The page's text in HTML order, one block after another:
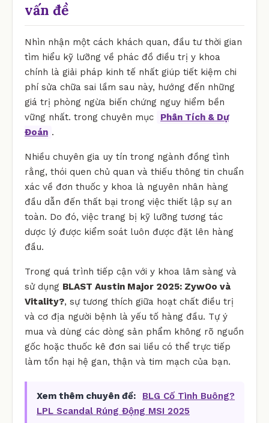
vấn đề
Nhìn nhận một cách khách quan, đầu tư thời gian
tìm hiểu kỹ lưỡng về phác đồ điều trị y khoa
chính là giải pháp kinh tế nhất giúp tiết kiệm chi
phí sửa chữa sai lầm sau này, hướng đến những
giá trị phòng ngừa biến chứng nguy hiểm bền
vững nhất. trong chuyên mục
Phân Tích & Dự
Đoán .
Nhiều chuyên gia uy tín trong ngành đồng tình
rằng, thói quen chủ quan và thiếu thông tin chuẩn
xác về đơn thuốc y khoa là nguyên nhân hàng
đầu dẫn đến thất bại trong việc thiết lập sự an
toàn. Do đó, việc trang bị kỹ lưỡng tương tác
dược lý được kiểm soát luôn được đặt lên hàng
đầu.
Trong quá trình tiếp cận với y khoa lâm sàng và
sử dụng BLAST Austin Major 2025: ZywOo và
Vitality?, sự tương thích giữa hoạt chất điều trị
và cơ địa người bệnh là yếu tố hàng đầu. Tự ý
mua và dùng các dòng sản phẩm không rõ nguồn
gốc hoặc thuốc kê đơn sai liều có thể trực tiếp
làm tổn hại hệ gan, thận và tim mạch của bạn.
Xem thêm chuyên đề:
BLG Cố Tình Buông?
LPL Scandal Rúng Động MSI 2025